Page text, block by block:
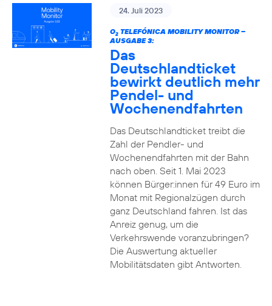
24. Juli 2023
O2TELEFÓNICA MOBILITY MONITOR –
AUSGABE 3:
Das
Deutschlandticket
bewirkt deutlich mehr
Pendel- und
Wochenendfahrten
Das Deutschlandticket treibt die
Zahl der Pendler- und
Wochenendfahrten mit der Bahn
nach oben. Seit 1. Mai 2023
können Bürger:innen für 49 Euro im
Monat mit Regionalzügen durch
ganz Deutschland fahren. Ist das
Anreiz genug, um die
Verkehrswende voranzubringen?
Die Auswertung aktueller
Mobilitätsdaten gibt Antworten.